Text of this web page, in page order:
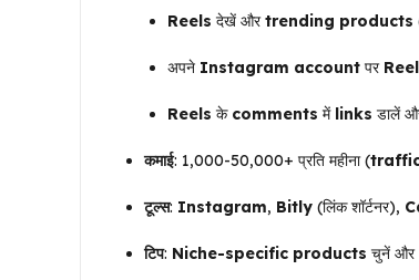
Reels देखें औरtrending products
अपने Instagram account पर
Reels के comments में links डालें
कमाई: ₹1,000-₹50,000+ प्रति महीना (
टूल्स: Instagram, Bitly (लिंक शॉर्टनर),
टिप: Niche-specific products चुनें और